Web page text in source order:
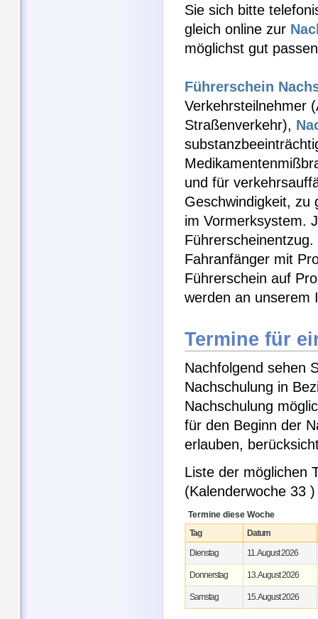
Sie sich bitte
gleich online zur
möglichst gut
Führerschein
Verkehrsteilnehmer
Straßenverkehr),
und für
Geschwindigkeit, zu
im Vormerksystem.
Fahranfänger mit
Führerschein auf
werden an unserem
Termine für
Nachfolgend sehen
Nachschulung in
Nachschulung
für den Beginn der
erlauben,
Liste der möglichen
(Kalenderwoche 33 )
Termine diese Woche
Tag
Datum
Dienstag
11. August 2026
Donnerstag 13. August 2026
Samstag 15. August 2026